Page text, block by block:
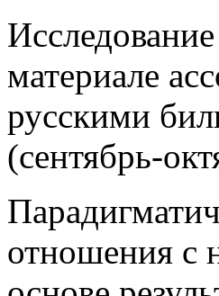
материале
русскими
(сентябрь-
отношения с